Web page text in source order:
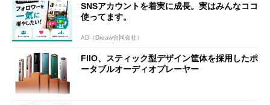
SNSアカウントを着実に成長。実はみんなココ
使ってます。
AD（Dreaw合同会社）
FIIO、スティック型デザイン筐体を採用したポ
ータブルオーディオプレーヤー